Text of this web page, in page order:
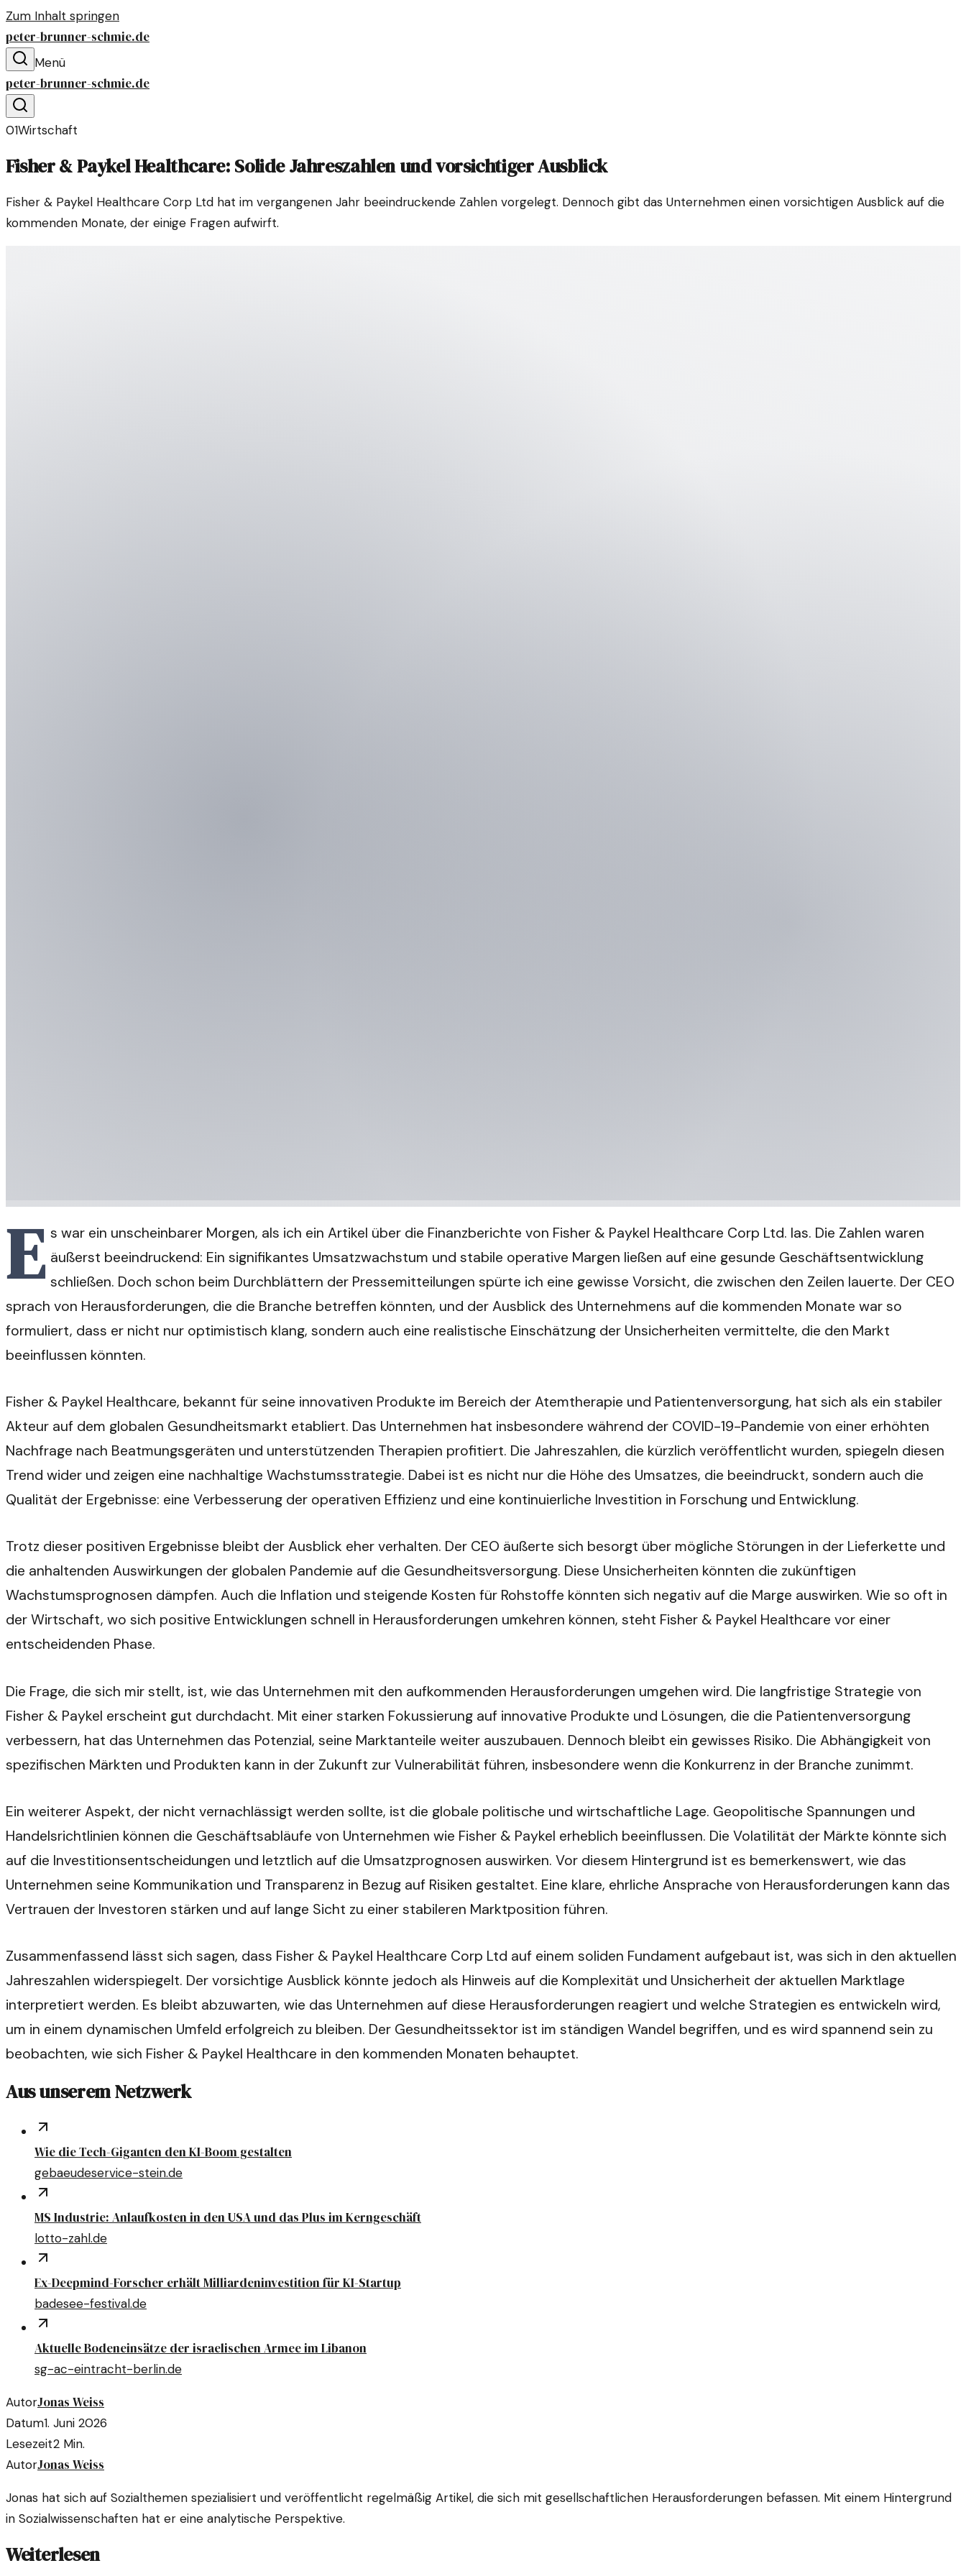
Zum Inhalt springen
peter-brunner-schmie.de
Menü
peter-brunner-schmie.de
01Wirtschaft
Fisher & Paykel Healthcare: Solide Jahreszahlen und vorsichtiger Ausblick
Fisher & Paykel Healthcare Corp Ltd hat im vergangenen Jahr beeindruckende Zahlen vorgelegt. Dennoch gibt das Unternehmen einen vorsichtigen Ausblick auf die
kommenden Monate, der einige Fragen aufwirft.
E s war ein unscheinbarer Morgen, als ich ein Artikel über die Finanzberichte von Fisher & Paykel Healthcare Corp Ltd. las. Die Zahlen waren
äußerst beeindruckend: Ein signifikantes Umsatzwachstum und stabile operative Margen ließen auf eine gesunde Geschäftsentwicklung
schließen. Doch schon beim Durchblättern der Pressemitteilungen spürte ich eine gewisse Vorsicht, die zwischen den Zeilen lauerte. Der CEO
sprach von Herausforderungen, die die Branche betreffen könnten, und der Ausblick des Unternehmens auf die kommenden Monate war so
formuliert, dass er nicht nur optimistisch klang, sondern auch eine realistische Einschätzung der Unsicherheiten vermittelte, die den Markt
beeinflussen könnten.
Fisher & Paykel Healthcare, bekannt für seine innovativen Produkte im Bereich der Atemtherapie und Patientenversorgung, hat sich als ein stabiler
Akteur auf dem globalen Gesundheitsmarkt etabliert. Das Unternehmen hat insbesondere während der COVID-19-Pandemie von einer erhöhten
Nachfrage nach Beatmungsgeräten und unterstützenden Therapien profitiert. Die Jahreszahlen, die kürzlich veröffentlicht wurden, spiegeln diesen
Trend wider und zeigen eine nachhaltige Wachstumsstrategie. Dabei ist es nicht nur die Höhe des Umsatzes, die beeindruckt, sondern auch die
Qualität der Ergebnisse: eine Verbesserung der operativen Effizienz und eine kontinuierliche Investition in Forschung und Entwicklung.
Trotz dieser positiven Ergebnisse bleibt der Ausblick eher verhalten. Der CEO äußerte sich besorgt über mögliche Störungen in der Lieferkette und
die anhaltenden Auswirkungen der globalen Pandemie auf die Gesundheitsversorgung. Diese Unsicherheiten könnten die zukünftigen
Wachstumsprognosen dämpfen. Auch die Inflation und steigende Kosten für Rohstoffe könnten sich negativ auf die Marge auswirken. Wie so oft in
der Wirtschaft, wo sich positive Entwicklungen schnell in Herausforderungen umkehren können, steht Fisher & Paykel Healthcare vor einer
entscheidenden Phase.
Die Frage, die sich mir stellt, ist, wie das Unternehmen mit den aufkommenden Herausforderungen umgehen wird. Die langfristige Strategie von
Fisher & Paykel erscheint gut durchdacht. Mit einer starken Fokussierung auf innovative Produkte und Lösungen, die die Patientenversorgung
verbessern, hat das Unternehmen das Potenzial, seine Marktanteile weiter auszubauen. Dennoch bleibt ein gewisses Risiko. Die Abhängigkeit von
spezifischen Märkten und Produkten kann in der Zukunft zur Vulnerabilität führen, insbesondere wenn die Konkurrenz in der Branche zunimmt.
Ein weiterer Aspekt, der nicht vernachlässigt werden sollte, ist die globale politische und wirtschaftliche Lage. Geopolitische Spannungen und
Handelsrichtlinien können die Geschäftsabläufe von Unternehmen wie Fisher & Paykel erheblich beeinflussen. Die Volatilität der Märkte könnte sich
auf die Investitionsentscheidungen und letztlich auf die Umsatzprognosen auswirken. Vor diesem Hintergrund ist es bemerkenswert, wie das
Unternehmen seine Kommunikation und Transparenz in Bezug auf Risiken gestaltet. Eine klare, ehrliche Ansprache von Herausforderungen kann das
Vertrauen der Investoren stärken und auf lange Sicht zu einer stabileren Marktposition führen.
Zusammenfassend lässt sich sagen, dass Fisher & Paykel Healthcare Corp Ltd auf einem soliden Fundament aufgebaut ist, was sich in den aktuellen
Jahreszahlen widerspiegelt. Der vorsichtige Ausblick könnte jedoch als Hinweis auf die Komplexität und Unsicherheit der aktuellen Marktlage
interpretiert werden. Es bleibt abzuwarten, wie das Unternehmen auf diese Herausforderungen reagiert und welche Strategien es entwickeln wird,
um in einem dynamischen Umfeld erfolgreich zu bleiben. Der Gesundheitssektor ist im ständigen Wandel begriffen, und es wird spannend sein zu
beobachten, wie sich Fisher & Paykel Healthcare in den kommenden Monaten behauptet.
Aus unserem Netzwerk
Wie die Tech-Giganten den KI-Boom gestalten
gebaeudeservice-stein.de
MS Industrie: Anlaufkosten in den USA und das Plus im Kerngeschäft
lotto-zahl.de
Ex-Deepmind-Forscher erhält Milliardeninvestition für KI-Startup
badesee-festival.de
Aktuelle Bodeneinsätze der israelischen Armee im Libanon
sg-ac-eintracht-berlin.de
AutorJonas Weiss
Datum1. Juni 2026
Lesezeit2 Min.
AutorJonas Weiss
Jonas hat sich auf Sozialthemen spezialisiert und veröffentlicht regelmäßig Artikel, die sich mit gesellschaftlichen Herausforderungen befassen. Mit einem Hintergrund
in Sozialwissenschaften hat er eine analytische Perspektive.
Weiterlesen